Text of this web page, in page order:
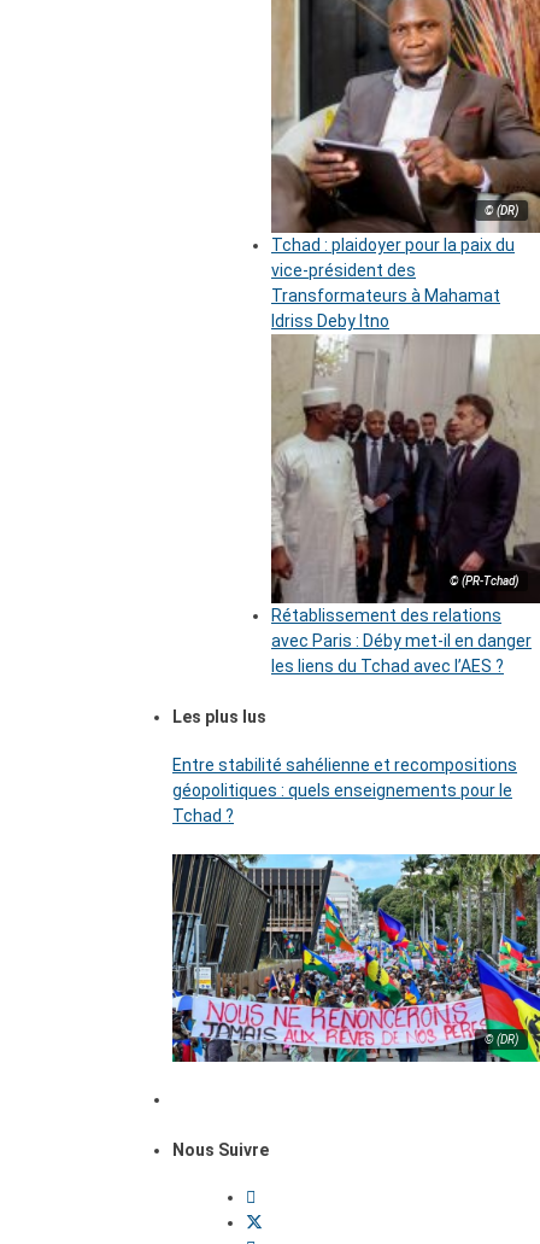
© (DR)
Tchad : plaidoyer pour la paix du
vice-président des
Transformateurs à Mahamat
Idriss Deby Itno
© (PR-Tchad)
Rétablissement des relations
avec Paris : Déby met-il en danger
les liens du Tchad avec l’AES ?
Les plus lus
Entre stabilité sahélienne et recompositions
géopolitiques : quels enseignements pour le
Tchad ?
© (DR)
Nous Suivre